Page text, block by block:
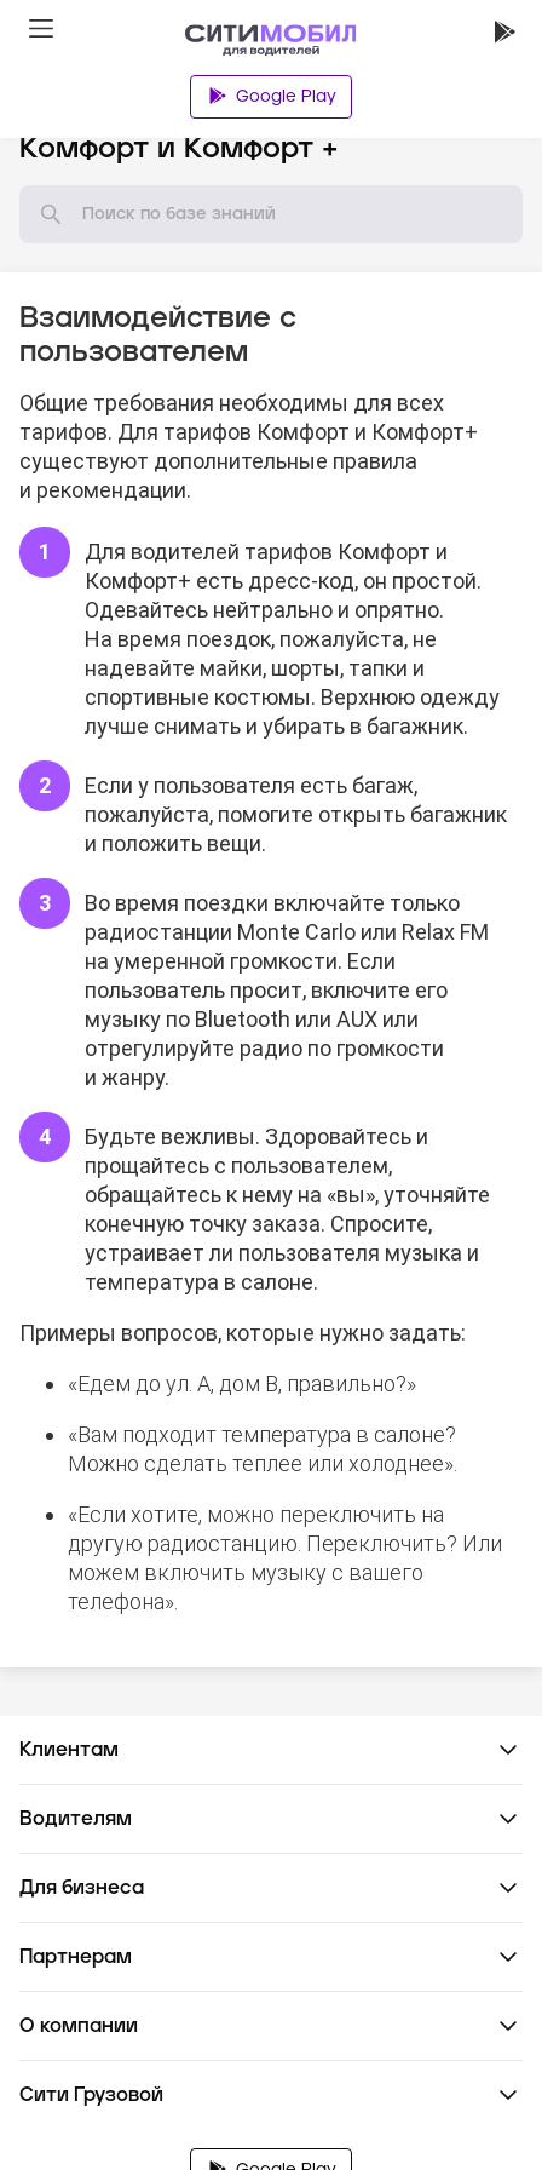
Google Play
Комфорт и Комфорт +
Взаимодействие с
пользователем
Общие требования необходимы для всех
тарифов. Для тарифов Комфорт и Комфорт+
существуют дополнительные правила
и рекомендации.
Для водителей тарифов Комфорт и
Комфорт+ есть дресс-код, он простой.
Одевайтесь нейтрально и опрятно.
На время поездок, пожалуйста, не
надевайте майки, шорты, тапки и
спортивные костюмы. Верхнюю одежду
лучше снимать и убирать в багажник.
Если у пользователя есть багаж,
пожалуйста, помогите открыть багажник
и положить вещи.
Во время поездки включайте только
радиостанции Monte Carlo или Relax FM
на умеренной громкости. Если
пользователь просит, включите его
музыку по Bluetooth или AUX или
отрегулируйте радио по громкости
и жанру.
Будьте вежливы. Здоровайтесь и
прощайтесь с пользователем,
обращайтесь к нему на «вы», уточняйте
конечную точку заказа. Спросите,
устраивает ли пользователя музыка и
температура в салоне.
Примеры вопросов, которые нужно задать:
«Едем до ул. А, дом В, правильно?»
«Вам подходит температура в салоне?
Можно сделать теплее или холоднее».
«Если хотите, можно переключить на
другую радиостанцию. Переключить? Или
можем включить музыку с вашего
телефона».
Клиентам
Водителям
Для бизнеса
Партнерам
О компании
Сити Грузовой